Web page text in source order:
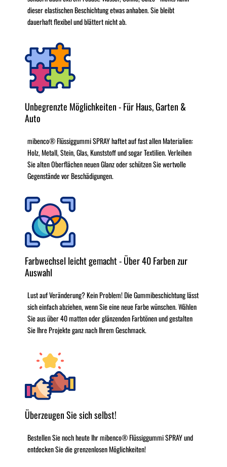
dieser elastischen Beschichtung etwas anhaben. Sie bleibt
dauerhaft flexibel und blättert nicht ab.
Unbegrenzte Möglichkeiten - Für Haus, Garten &
Auto
mibenco® Flüssiggummi SPRAY haftet auf fast allen Materialien:
Holz, Metall, Stein, Glas, Kunststoff und sogar Textilien. Verleihen
Sie alten Oberflächen neuen Glanz oder schützen Sie wertvolle
Gegenstände vor Beschädigungen.
Farbwechsel leicht gemacht - Über 40 Farben zur
Auswahl
Lust auf Veränderung? Kein Problem! Die Gummibeschichtung lässt
sich einfach abziehen, wenn Sie eine neue Farbe wünschen. Wählen
Sie aus über 40 matten oder glänzenden Farbtönen und gestalten
Sie Ihre Projekte ganz nach Ihrem Geschmack.
Überzeugen Sie sich selbst!
Bestellen Sie noch heute Ihr mibenco® Flüssiggummi SPRAY und
entdecken Sie die grenzenlosen Möglichkeiten!